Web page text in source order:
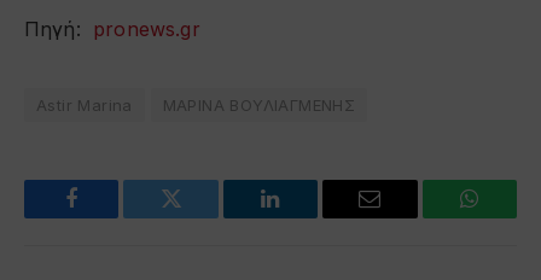
Πηγή: pronews.gr
Astir Marina ΜΑΡΙΝΑ ΒΟΥΛΙΑΓΜΕΝΗΣ
Facebook Twitter LinkedIn Email